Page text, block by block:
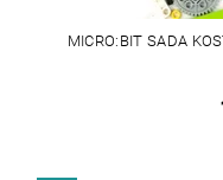
MICRO:BIT SADA